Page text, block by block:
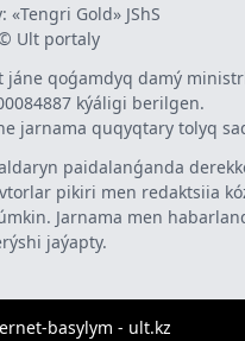
«Tengri Gold» JShS
Ult portaly
jáne qoǵamdyq damý
kýáligi berilgen.
jarnama quqyqtary tolyq
paidalanǵanda
pikiri men redaktsiia
Jarnama men
jaýapty.
basylym - ult.kz